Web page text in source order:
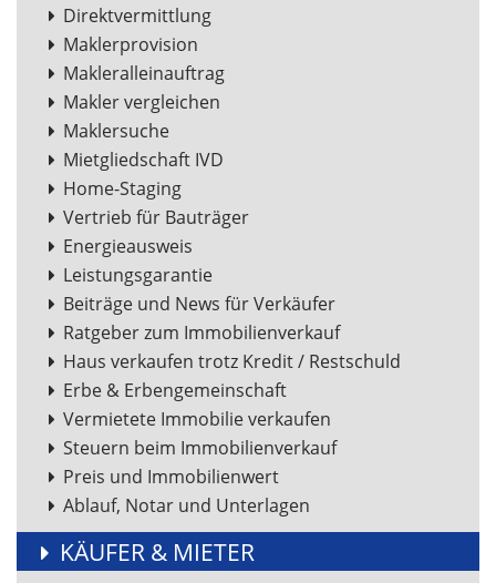
Direktvermittlung
Maklerprovision
Makleralleinauftrag
Makler vergleichen
Maklersuche
Mietgliedschaft IVD
Home-Staging
Vertrieb für Bauträger
Energieausweis
Leistungsgarantie
Beiträge und News für Verkäufer
Ratgeber zum Immobilienverkauf
Haus verkaufen trotz Kredit / Restschuld
Erbe & Erbengemeinschaft
Vermietete Immobilie verkaufen
Steuern beim Immobilienverkauf
Preis und Immobilienwert
Ablauf, Notar und Unterlagen
KÄUFER & MIETER